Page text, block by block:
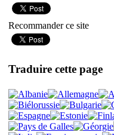
Recommander ce site
Traduire cette page